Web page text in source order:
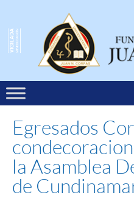
Egresados
la Asamblea
de